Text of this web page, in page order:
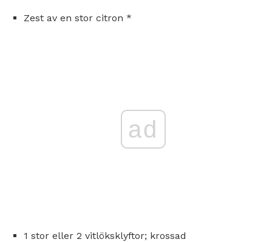
Zest av en stor citron *
ad
1 stor eller 2 vitlöksklyftor; krossad